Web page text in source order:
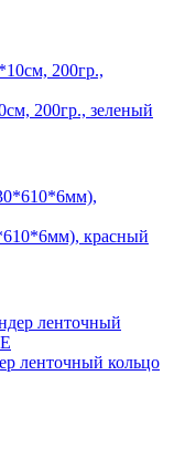
200гр., зеленый
красный
ленточный кольцо